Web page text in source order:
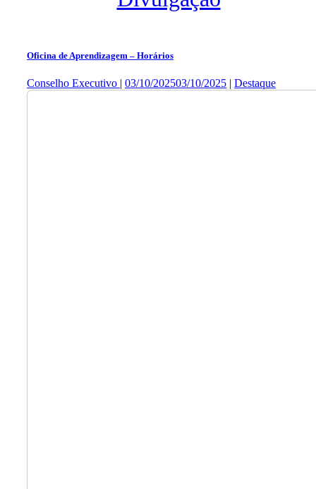
Oficina de Aprendizagem – Horários
Conselho Executivo 03/10/202503/10/2025 Destaque